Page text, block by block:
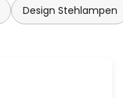
Design Stehlampen